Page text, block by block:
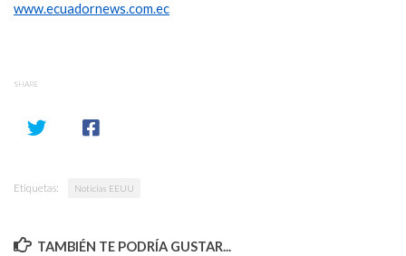
www.ecuadornews.com.ec
SHARE
Etiquetas: Noticias EEUU
TAMBIÉN TE PODRÍA GUSTAR...